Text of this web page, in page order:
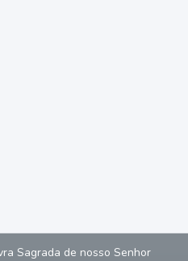
Sagrada de nosso Senhor